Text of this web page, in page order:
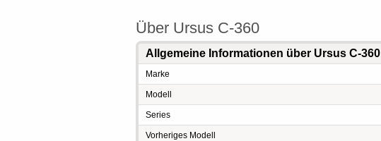
Über Ursus C-360
Allgemeine Informationen über Ursus C-360
Marke
Modell
Series
Vorheriges Modell